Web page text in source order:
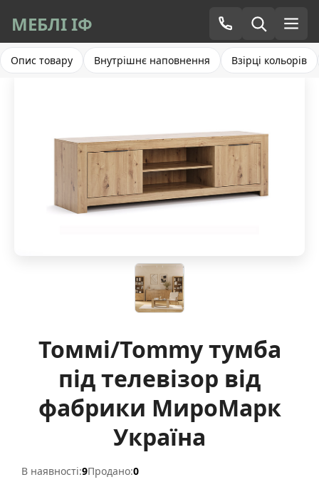
МЕБЛІ ІФ
Опис товару Внутрішнє наповнення Взірці кольорів
Томмі/Tommy тумба
під телевізор від
фабрики МироМарк
Україна
В наявності:9Продано:0